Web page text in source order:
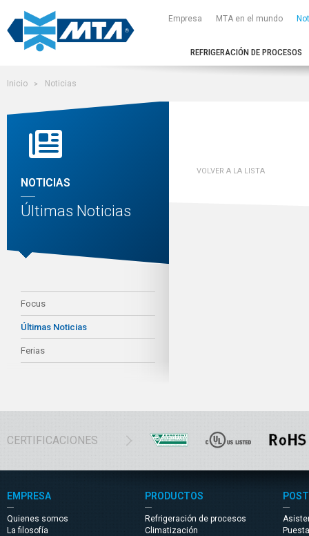
REFRIGERACIÓN DE PROCESOS
Empresa MTA en el mundo
Inicio Noticias
NOTICIAS
Últimas Noticias
Focus
Últimas Noticias
Ferias
VOLVER A LA LISTA
CERTIFICACIONES
EMPRESA
Quienes somos
La filosofía
PRODUCTOS
Refrigeración de procesos
Climatización